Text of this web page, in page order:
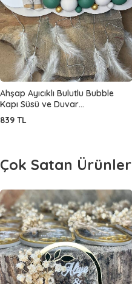
Ahşap Ayıcıklı Bulutlu Bubble
Kapı Süsü ve Duvar
Dekorasyonu
839 TL
Çok Satan Ürünler